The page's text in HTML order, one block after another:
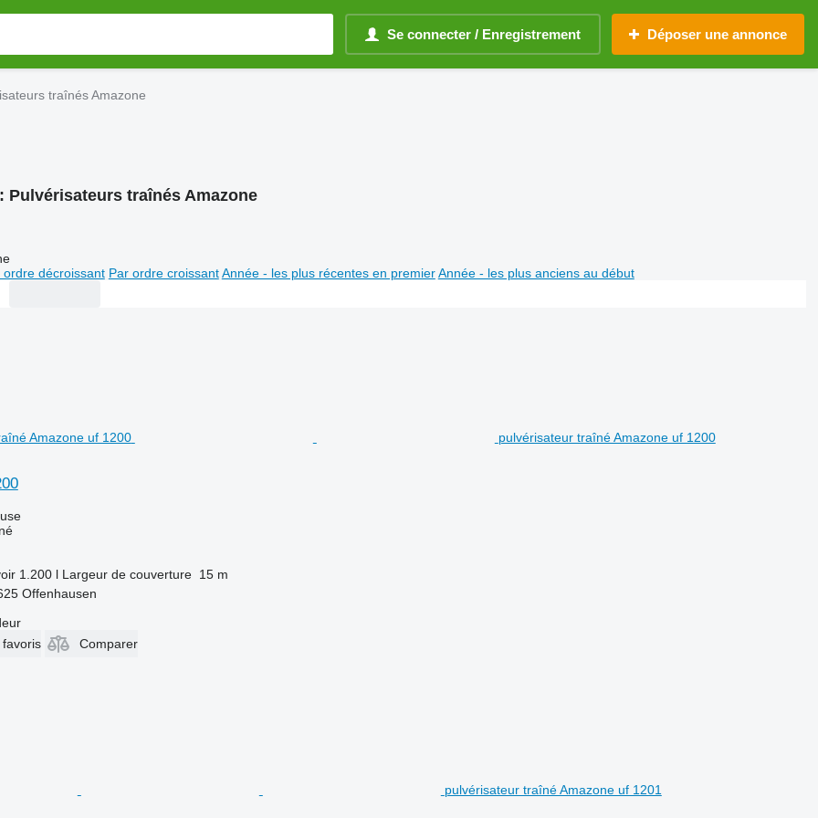
Se connecter / Enregistrement Déposer une annonce
traînés Amazone
Pulvérisateurs traînés Amazone
ordre décroissant Par ordre croissant Année - les plus récentes en premier Année - les plus anciens au début
pulvérisateur traîné Amazone uf 1200
1.200 l Largeur de couverture 15 m
Offenhausen
Comparer
pulvérisateur traîné Amazone uf 1201